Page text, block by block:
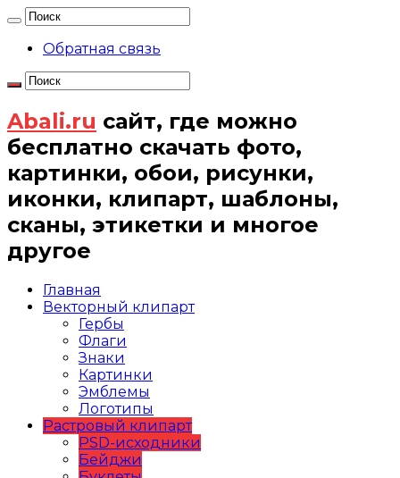
Обратная связь
Abali.ru сайт, где можно
бесплатно скачать фото,
картинки, обои, рисунки,
иконки, клипарт, шаблоны,
сканы, этикетки и многое
другое
Главная
Векторный клипарт
Гербы
Флаги
Знаки
Картинки
Эмблемы
Логотипы
Растровый клипарт
PSD-исходники
Бейджи